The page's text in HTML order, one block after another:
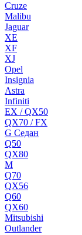
Cruze
Malibu
Jaguar
XE
XF
XJ
Opel
Insignia
Astra
Infiniti
EX / QX50
QX70 / FX
G Cедан
Q50
QX80
M
Q70
QX56
Q60
QX60
Mitsubishi
Outlander